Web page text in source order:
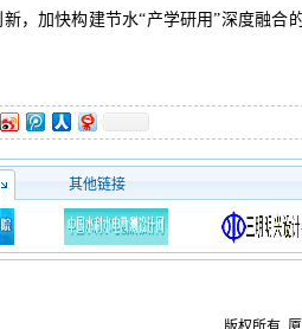
，加快构建节水“产学研用”深度融合
其他链接